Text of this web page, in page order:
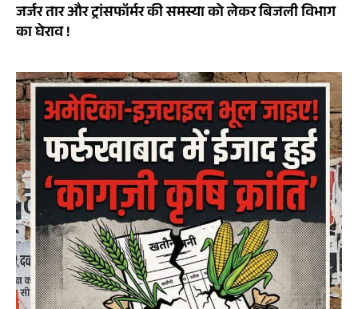
जर्जर तार और ट्रांसफॉर्मर की समस्या को लेकर बिजली विभाग
का घेराव !